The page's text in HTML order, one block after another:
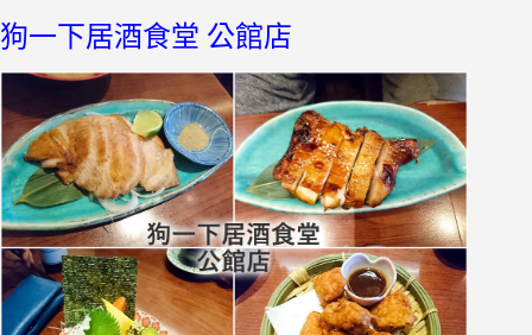
狗一下居酒食堂 公館店